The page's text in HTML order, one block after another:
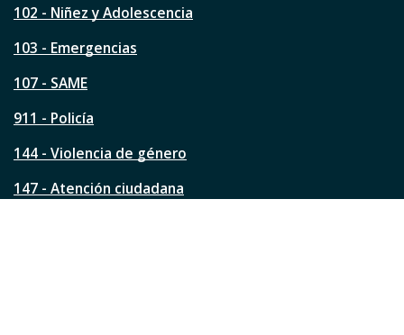
s
a
á
i
a
102 - Niñez y Adolescencia
103 - Emergencias
107 - SAME
911 - Policía
144 - Violencia de género
147 - Atención ciudadana